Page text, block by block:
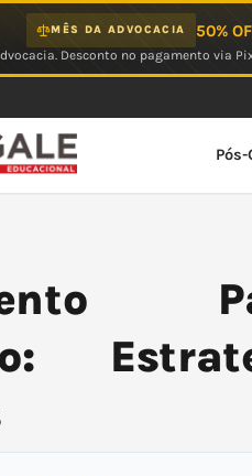
MÊS DA ADVOCACIA 50%
Desconto no pagamento via